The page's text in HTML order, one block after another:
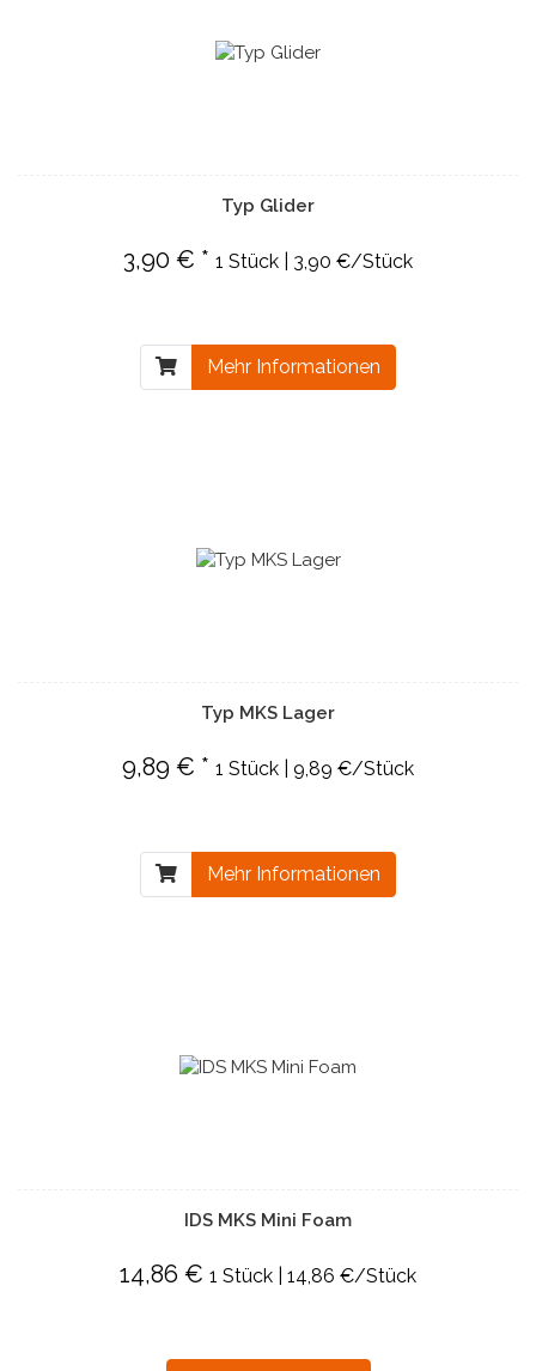
Typ Glider
3,90 € * 1 Stück | 3,90 €/Stück
Mehr Informationen
Typ MKS Lager
9,89 € * 1 Stück | 9,89 €/Stück
Mehr Informationen
IDS MKS Mini Foam
14,86 € 1 Stück | 14,86 €/Stück